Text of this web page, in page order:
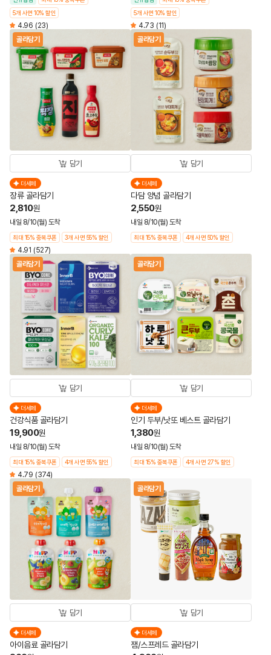
5개 사면 10% 할인
4.96 (23)
5개 사면 10% 할인
4.73 (11)
골라담기
담기
더세페
장류 골라담기
2,810원
내일 8/10(월) 도착
최대 15% 중복쿠폰 3개 사면 55% 할인
4.91 (527)
골라담기
담기
더세페
다담 양념 골라담기
2,550원
내일 8/10(월) 도착
최대 15% 중복쿠폰 4개 사면 50% 할인
골라담기
담기
더세페
건강식품 골라담기
19,900원
내일 8/10(월) 도착
최대 15% 중복쿠폰 4개 사면 55% 할인
4.79 (374)
골라담기
담기
더세페
인기 두부/낫또 베스트 골라담기
1,380원
내일 8/10(월) 도착
최대 15% 중복쿠폰 4개 사면 27% 할인
골라담기
담기
더세페
아이음료 골라담기
골라담기
담기
더세페
잼/스프레드 골라담기